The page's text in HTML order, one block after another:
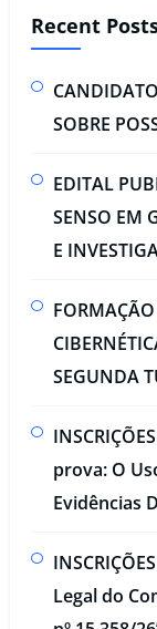
Recent
SOBRE
EDITAL
SENSO EM
E
SEGUNDA
prova: O
Evidências
Legal do